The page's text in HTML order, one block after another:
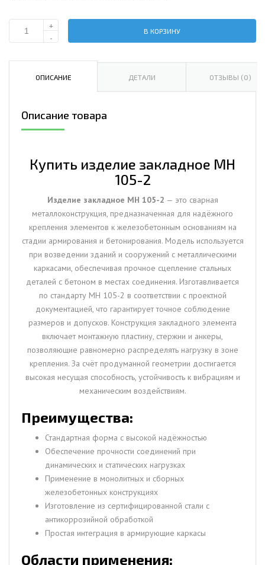
Количество
закладное
+
-
В КОРЗИНУ
ОПИСАНИЕ ДЕТАЛИ ОТЗЫВЫ (0)
Описание товара
Купить изделие закладное МН
105-2
Изделие закладное МН 105-2 — это сварная
металлоконструкция, предназначенная для надёжного
крепления элементов к железобетонным основаниям на
стадии армирования и бетонирования. Модель используется
при возведении зданий и сооружений с металлическими
каркасами, обеспечивая прочное сцепление стальных
деталей с бетоном в местах соединения. Изготавливается
по стандарту МН 105-2 в соответствии с проектной
документацией, что гарантирует точное соблюдение
размеров и допусков. Конструкция закладного элемента
включает монтажную пластину, стержни и анкеры,
позволяющие равномерно распределять нагрузку в зоне
крепления. За счёт продуманной геометрии достигается
высокая несущая способность, устойчивость к вибрациям и
механическим воздействиям.
Преимущества:
Стандартная форма с высокой надёжностью
Обеспечение прочности соединений при
динамических и статических нагрузках
Применение в монолитных и сборных
железобетонных конструкциях
Изготовление из сертифицированной стали с
антикоррозийной обработкой
Простая интеграция в армирующие каркасы
Области применения: